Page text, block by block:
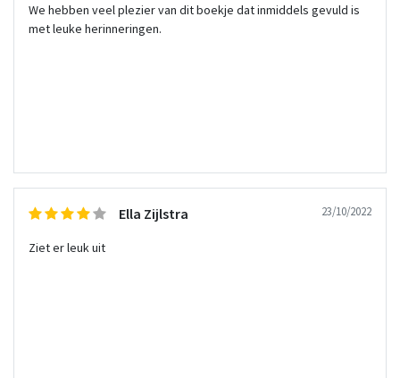
We hebben veel plezier van dit boekje dat inmiddels gevuld is
met leuke herinneringen.
Ella Zijlstra 23/10/2022
Ziet er leuk uit